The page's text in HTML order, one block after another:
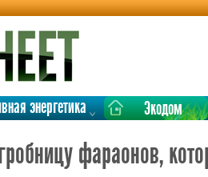
энергетика Экодом
фараонов,